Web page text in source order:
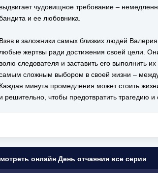
выдвигает чудовищное требование –
и ее любовника.
Взяв в заложники самых близких людей
любые жертвы ради достижения своей цели.
волю следователя и заставить его выполнить
сложным выбором в своей жизни –
Каждая минута промедления может стоить
и решительно, чтобы предотвратить трагедию и
онлайн День отчаяния все серии